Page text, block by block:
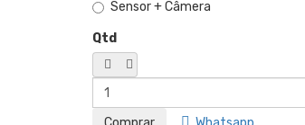
Sensor + Câmera
Qtd